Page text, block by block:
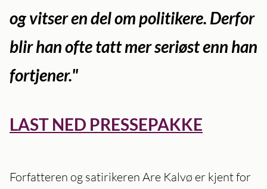
og vitser en del om politikere. Derfor
blir han ofte tatt mer seriøst enn han
fortjener."
LAST NED PRESSEPAKKE
Forfatteren og satirikeren Are Kalvø er kjent for